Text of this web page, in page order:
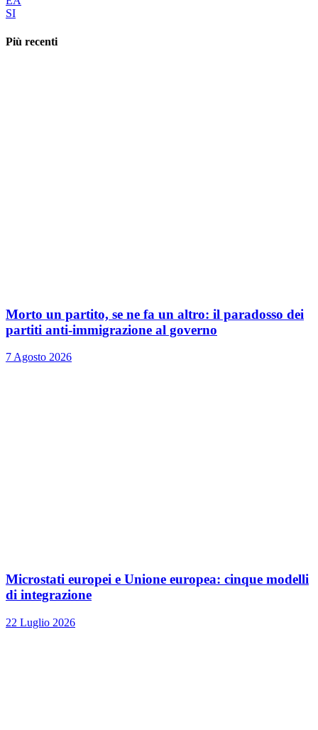
SI
Più recenti
Morto un partito, se ne fa un altro: il paradosso dei
partiti anti-immigrazione al governo
7 Agosto 2026
Microstati europei e Unione europea: cinque modelli
di integrazione
22 Luglio 2026